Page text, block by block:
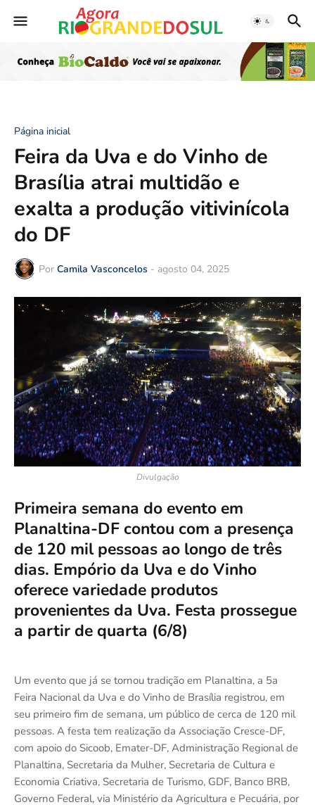
Página inicial
Feira da Uva e do Vinho de
Brasília atrai multidão e
exalta a produção vitivinícola
do DF
Por Camila Vasconcelos - agosto 04, 2025
Divulgação
Primeira semana do evento em
Planaltina-DF contou com a presença
de 120 mil pessoas ao longo de três
dias. Empório da Uva e do Vinho
oferece variedade produtos
provenientes da Uva. Festa prossegue
a partir de quarta (6/8)
Um evento que já se tornou tradição em Planaltina, a 5a
Feira Nacional da Uva e do Vinho de Brasília registrou, em
seu primeiro fim de semana, um público de cerca de 120 mil
pessoas. A festa tem realização da Associação Cresce-DF,
com apoio do Sicoob, Emater-DF, Administração Regional de
Planaltina, Secretaria da Mulher, Secretaria de Cultura e
Economia Criativa, Secretaria de Turismo, GDF, Banco BRB,
Governo Federal, via Ministério da Agricultura e Pecuária, por